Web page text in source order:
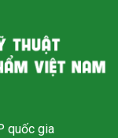
quốc gia